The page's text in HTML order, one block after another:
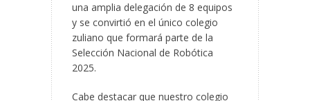
una amplia delegación de 8 equipos
y se convirtió en el único colegio
zuliano que formará parte de la
Selección Nacional de Robótica
2025.
Cabe destacar que nuestro colegio